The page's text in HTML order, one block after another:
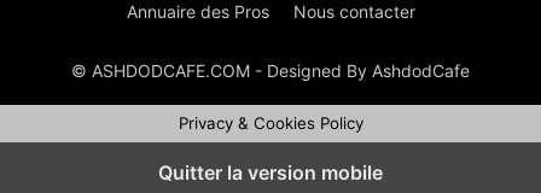
Annuaire des Pros Nous contacter
© ASHDODCAFE.COM - Designed By AshdodCafe
Privacy & Cookies Policy
Quitter la version mobile